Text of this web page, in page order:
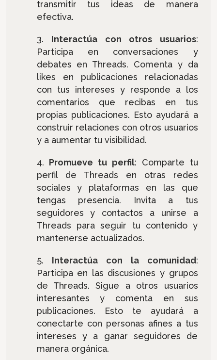
transmitir tus ideas de manera
efectiva.
Interactúa con otros usuarios:
Participa en conversaciones y
debates en Threads. Comenta y da
likes en publicaciones relacionadas
con tus intereses y responde a los
comentarios que recibas en tus
propias publicaciones. Esto ayudará a
construir relaciones con otros usuarios
y a aumentar tu visibilidad.
Promueve tu perfil: Comparte tu
perfil de Threads en otras redes
sociales y plataformas en las que
tengas presencia. Invita a tus
seguidores y contactos a unirse a
Threads para seguir tu contenido y
mantenerse actualizados.
Interactúa con la comunidad:
Participa en las discusiones y grupos
de Threads. Sigue a otros usuarios
interesantes y comenta en sus
publicaciones. Esto te ayudará a
conectarte con personas afines a tus
intereses y a ganar seguidores de
manera orgánica.